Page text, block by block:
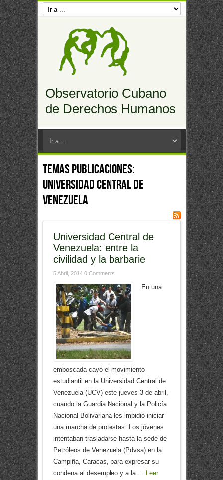
Observatorio Cubano
de Derechos Humanos
Temas Publicaciones:
Universidad Central de
Venezuela
Universidad Central de
Venezuela: entre la
civilidad y la barbarie
5 Abril, 2014 0 Comments
En una
emboscada cayó el movimiento
estudiantil en la Universidad Central de
Venezuela (UCV) este jueves 3 de abril,
cuando la Guardia Nacional y la Policía
Nacional Bolivariana les impidió iniciar
una marcha de protestas. Los jóvenes
intentaban trasladarse hasta la sede de
Petróleos de Venezuela (Pdvsa) en la
Campiña, Caracas, para expresar su
condena al desempleo y a la ... Leer